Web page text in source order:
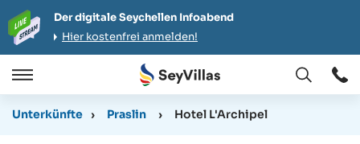
Der digitale Seychellen Infoabend
Hier kostenfrei anmelden!
Schließen
Öffnen
Unterkünfte › Praslin › Hotel L'Archipel